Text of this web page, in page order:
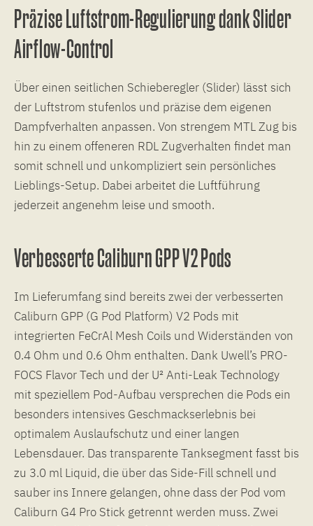
Präzise Luftstrom-Regulierung dank Slider
Airflow-Control
Über einen seitlichen Schieberegler (Slider) lässt sich
der Luftstrom stufenlos und präzise dem eigenen
Dampfverhalten anpassen. Von strengem MTL Zug bis
hin zu einem offeneren RDL Zugverhalten findet man
somit schnell und unkompliziert sein persönliches
Lieblings-Setup. Dabei arbeitet die Luftführung
jederzeit angenehm leise und smooth.
Verbesserte Caliburn GPP V2 Pods
Im Lieferumfang sind bereits zwei der verbesserten
Caliburn GPP (G Pod Platform) V2 Pods mit
integrierten FeCrAl Mesh Coils und Widerständen von
0.4 Ohm und 0.6 Ohm enthalten. Dank Uwell’s PRO-
FOCS Flavor Tech und der U² Anti-Leak Technology
mit speziellem Pod-Aufbau versprechen die Pods ein
besonders intensives Geschmackserlebnis bei
optimalem Auslaufschutz und einer langen
Lebensdauer. Das transparente Tanksegment fasst bis
zu 3.0 ml Liquid, die über das Side-Fill schnell und
sauber ins Innere gelangen, ohne dass der Pod vom
Caliburn G4 Pro Stick getrennt werden muss. Zwei